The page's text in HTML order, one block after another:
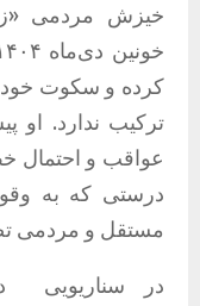
خیزش مردمی
کرده و سکوت خود
ترکیب ندارد. او
عواقب و احتمال
درستی که به
مستقل و مردمی
در سناریویی